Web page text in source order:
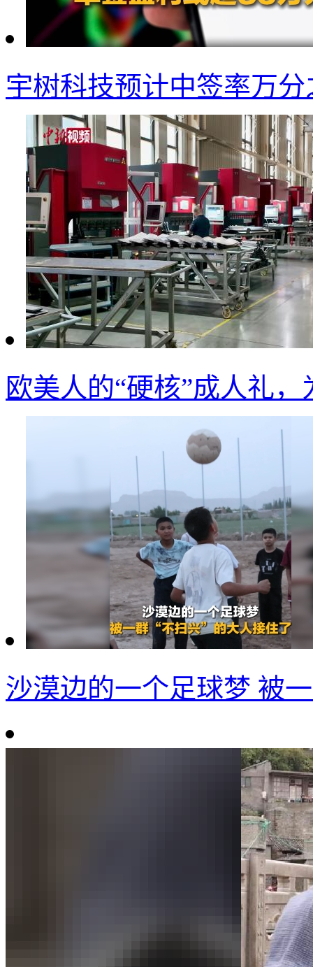
宇树科技预计中签率万
欧美人的“硬核”成人礼
沙漠边的一个足球梦 被